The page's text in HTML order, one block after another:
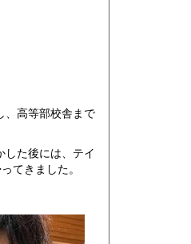
、高等部校舎まで
た後には、テイ
てきました。